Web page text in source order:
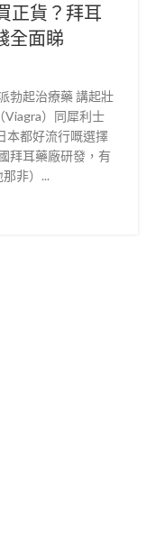
正貨？拜耳
全面睇
勃起治療藥 講起壯
Viagra）同犀利士
本都好流行嘅選擇
拜耳藥廠研發，有
非）...